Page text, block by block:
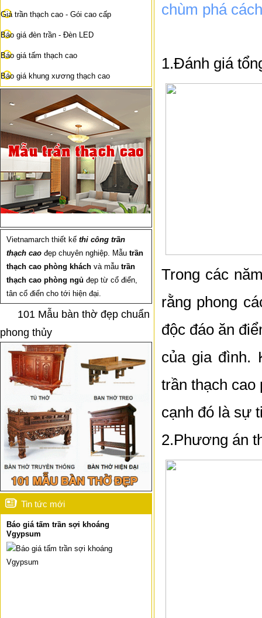
Giá trần thạch cao - Gói cao cấp
Báo giá đèn trần - Đèn LED
Báo giá tấm thạch cao
Báo giá khung xương thạch cao
Vietnamarch thiết kế thi công trần
thạch cao đẹp chuyên nghiệp. Mẫu trần
thạch cao phòng khách và mẫu trần
thạch cao phòng ngủ đẹp từ cổ điển,
tân cổ điển cho tới hiện đại.
101 Mẫu bàn thờ đẹp chuẩn
phong thủy
Tin tức mới
Báo giá tấm trần sợi khoáng
Vgypsum
chùm phá
1.Đánh giá
Trong các
rằng phong
độc đáo ăn
của gia đình.
trần thạch cao
cạnh đó là sự
2.Phương án